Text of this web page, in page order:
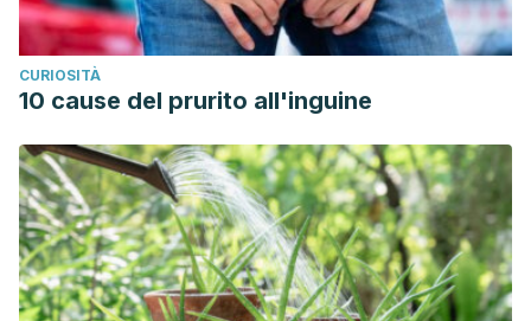
Switzerland),21(7), 844. Recuperado de:
https://doi.org/10.3390/molecules21070844
Galeotti, N., Vivoli, E., Bilia, A. R., Vincieri, F. F., & Ghelardini,
C. (2010). St. John’s Wort reduces neuropathic pain
through a hypericin-mediated inhibition of the protein
kinase Cgamma and epsilon activity. Biochemical
pharmacology,79(9), 1327–1336. Disponible en:
https://doi.org/10.1016/j.bcp.2009.12.016
Gröber, U., Werner, T., Vormann, J., & Kisters, K. (2017).
Myth or Reality-Transdermal Magnesium?.Nutrients 9
(8),
CURIOSITÀ
10 cause del prurito all'inguine